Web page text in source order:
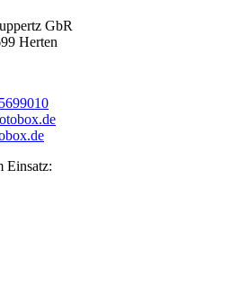
GbR
Herten
Einsatz: